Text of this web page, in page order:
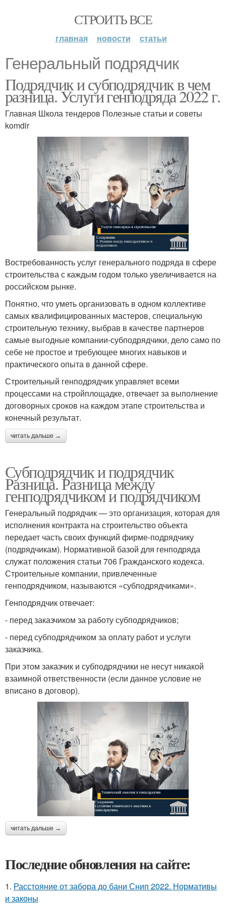
СТРОИТЬ ВСЕ
главная новости статьи
Генеральный подрядчик
Подрядчик и субподрядчик в чем
разница. Услуги генподряда 2022 г.
Главная Школа тендеров Полезные статьи и советы
komdir
Востребованность услуг генерального подряда в сфере
строительства с каждым годом только увеличивается на
российском рынке.
Понятно, что уметь организовать в одном коллективе
самых квалифицированных мастеров, специальную
строительную технику, выбрав в качестве партнеров
самые выгодные компании-субподрядчики, дело само по
себе не простое и требующее многих навыков и
практического опыта в данной сфере.
Строительный генподрядчик управляет всеми
процессами на стройплощадке, отвечает за выполнение
договорных сроков на каждом этапе строительства и
конечный результат.
читать дальше →
Субподрядчик и подрядчик
Разница. Разница между
генподрядчиком и подрядчиком
Генеральный подрядчик — это организация, которая для
исполнения контракта на строительство объекта
передает часть своих функций фирме-подрядчику
(подрядчикам). Нормативной базой для генподряда
служат положения статьи 706 Гражданского кодекса.
Строительные компании, привлеченные
генподрядчиком, называются «субподрядчиками».
Генподрядчик отвечает:
- перед заказчиком за работу субподрядчиков;
- перед субподрядчиком за оплату работ и услуги
заказчика.
При этом заказчик и субподрядчики не несут никакой
взаимной ответственности (если данное условие не
вписано в договор).
читать дальше →
Последние обновления на сайте:
1. Расстояние от забора до бани Снип 2022. Нормативы
и законы